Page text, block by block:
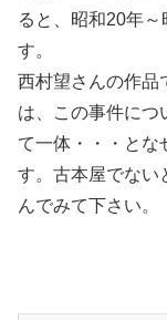
ると、昭和20年
す。
西村望さんの作品
は、この事件につ
て一体・・・とな
す。古本屋でない
んでみて下さい。